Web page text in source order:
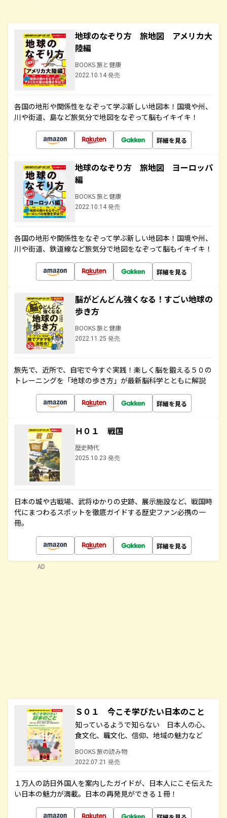
地球のなぞり方 旅地図 アメリカ大
陸編
BOOKS 旅と健康
2022.10.14 発売
各国の地形や関係性をなぞって学ぶ新しい地図本！国境や州、
川や街道、島など旅気分で地図をなぞって脳もイキイキ！
詳細を見る
地球のなぞり方 旅地図 ヨーロッパ
編
BOOKS 旅と健康
2022.10.14 発売
各国の地形や関係性をなぞって学ぶ新しい地図本！国境や州、
川や街道、鉄道線など旅気分で地図をなぞって脳もイキイキ！
詳細を見る
脳がどんどん強くなる！すごい地球の
歩き方
BOOKS 旅と健康
2022.11.25 発売
旅先で、近所で、自宅で今すぐ実践！楽しく脳を鍛える５０の
トレーニングを「地球の歩き方」が最新脳科学とともに解説
詳細を見る
Ｈ０１ 戦国
歴史時代
2025.10.23 発売
日本の城や古戦場、武将ゆかりの史跡、展示施設など、戦国時
代にまつわるスポットを徹底ガイドする歴史ファン必携の一
冊。
詳細を見る
Ｓ０１ 今こそ学びたい日本のこと
知っているようで知らない 日本人の心、
食文化、職文化、信仰、地域の魅力など
BOOKS 旅の読み物
2022.07.21 発売
１万人の訪日外国人を案内したガイドが、日本人にこそ伝えた
い日本の魅力が満載。日本の再発見ができる１冊！
AD